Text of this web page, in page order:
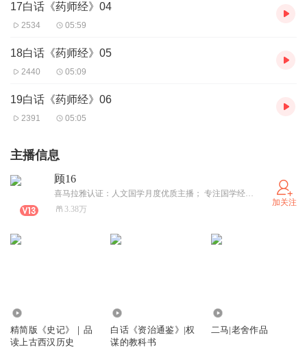
17白话《药师经》04
2534 05:59
18白话《药师经》05
2440 05:09
19白话《药师经》06
2391 05:05
主播信息
顾16
喜马拉雅认证：人文国学月度优质主播； 专注国学经典、佛经诵读与传统文化有声演绎。 用沉稳清晰的声音，传递静心与智慧， 陪你在喧嚣中寻一份心安。 点击订阅，常来听书，常得清净。
3.38万
加关注
精简版《史记》｜品
读上古西汉历史
白话《资治通鉴》|权
谋的教科书
二马|老舍作品